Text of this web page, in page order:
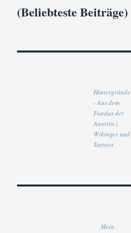
(Beliebteste Beiträge)
Hintergründe
- Aus dem
Fundus der
Autorin |
Wikinger und
Tattoos
Mein